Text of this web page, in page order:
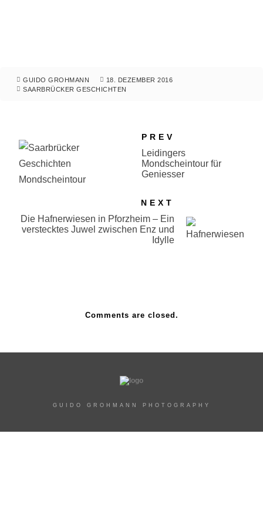
GUIDO GROHMANN
18. DEZEMBER 2016
SAARBRÜCKER GESCHICHTEN
PREV
Leidingers
Mondscheintour für
Geniesser
NEXT
Die Hafnerwiesen in Pforzheim – Ein
verstecktes Juwel zwischen Enz und
Idylle
Comments are closed.
GUIDO GROHMANN PHOTOGRAPHY